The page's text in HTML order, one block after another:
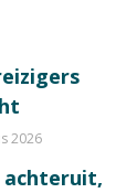
2026
achteruit,